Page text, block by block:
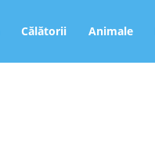
Călătorii Animale